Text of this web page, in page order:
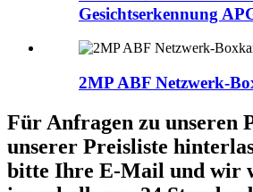
Gesichtserkennung
2MP ABF Netzwerk-
Für Anfragen zu unseren
unserer Preisliste
bitte Ihre E-Mail und wir